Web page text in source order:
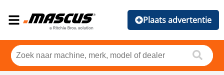
Plaats advertentie